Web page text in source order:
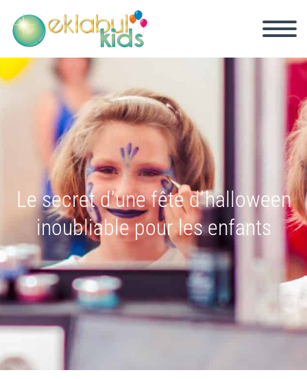
Le secret d’une fête d’halloween
inoubliable pour les enfants